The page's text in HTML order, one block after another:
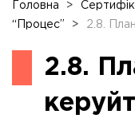
Головна >
“Процес”
> 2.8.
2.8.